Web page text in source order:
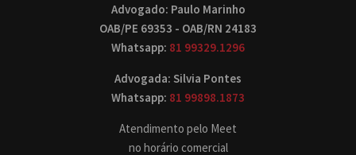
Advogado: Paulo Marinho
OAB/PE 69353 - OAB/RN 24183
Whatsapp: 81 99329.1296
Advogada: Silvia Pontes
Whatsapp: 81 99898.1873
Atendimento pelo Meet
no horário comercial